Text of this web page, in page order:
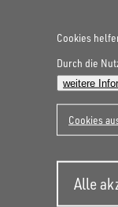
Mo-Fr: 07:30 -
Cookies
Durch die
weitere
Cookies
Alle